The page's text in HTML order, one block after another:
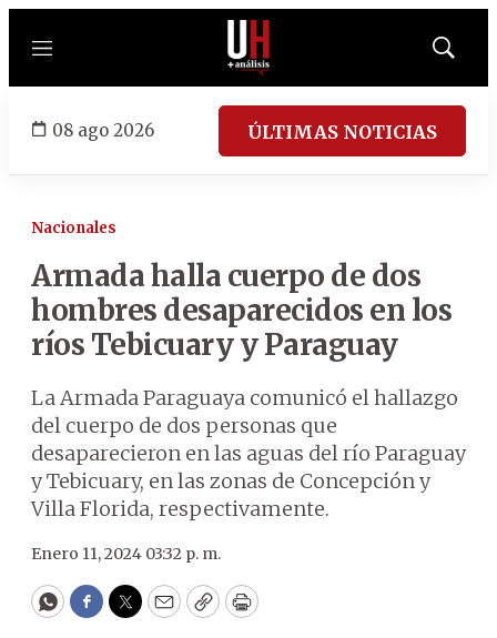
Menú
Mostrar
08 ago 2026 ÚLTIMAS NOTICIAS
Nacionales
Armada halla cuerpo de dos
hombres desaparecidos en los
ríos Tebicuary y Paraguay
La Armada Paraguaya comunicó el hallazgo
del cuerpo de dos personas que
desaparecieron en las aguas del río Paraguay
y Tebicuary, en las zonas de Concepción y
Villa Florida, respectivamente.
Enero 11, 2024 03:32 p. m.
WhatsApp
Facebook
Twitter
EmailCopyPrint